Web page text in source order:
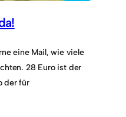
eine Mail, wie viele
28 Euro ist der
der für